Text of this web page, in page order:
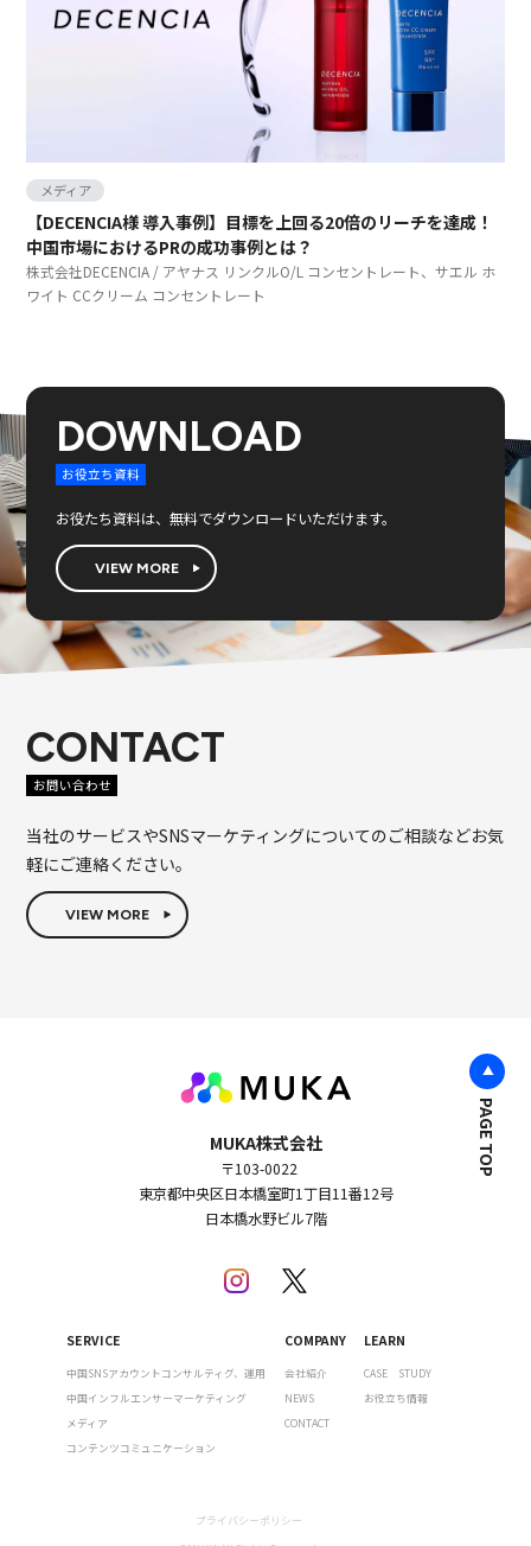
メディア
【DECENCIA様 導入事例】目標を上回る20倍のリーチを達成！
中国市場におけるPRの成功事例とは？
株式会社DECENCIA / アヤナス リンクルO/L コンセントレート、サエル ホ
ワイト CCクリーム コンセントレート
DOWNLOAD
お役立ち資料
お役たち資料は、無料でダウンロードいただけます。
VIEW MORE
CONTACT
お問い合わせ
当社のサービスやSNSマーケティングについてのご相談などお気
軽にご連絡ください。
VIEW MORE
MUKA株式会社
〒103-0022
東京都中央区日本橋室町1丁目11番12号
日本橋水野ビル7階
SERVICE
中国SNSアカウントコンサルティグ、運用
中国インフルエンサーマーケティング
メディア
コンテンツコミュニケーション
COMPANY
会社紹介
NEWS
CONTACT
LEARN
CASE STUDY
お役立ち情報
プライバシーポリシー
PAGE TOP